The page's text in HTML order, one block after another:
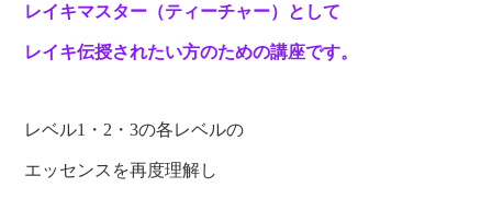
レイキマスター（ティーチャー）として
レイキ伝授されたい方のための講座です。
レベル1・2・3の各レベルの
エッセンスを再度理解し